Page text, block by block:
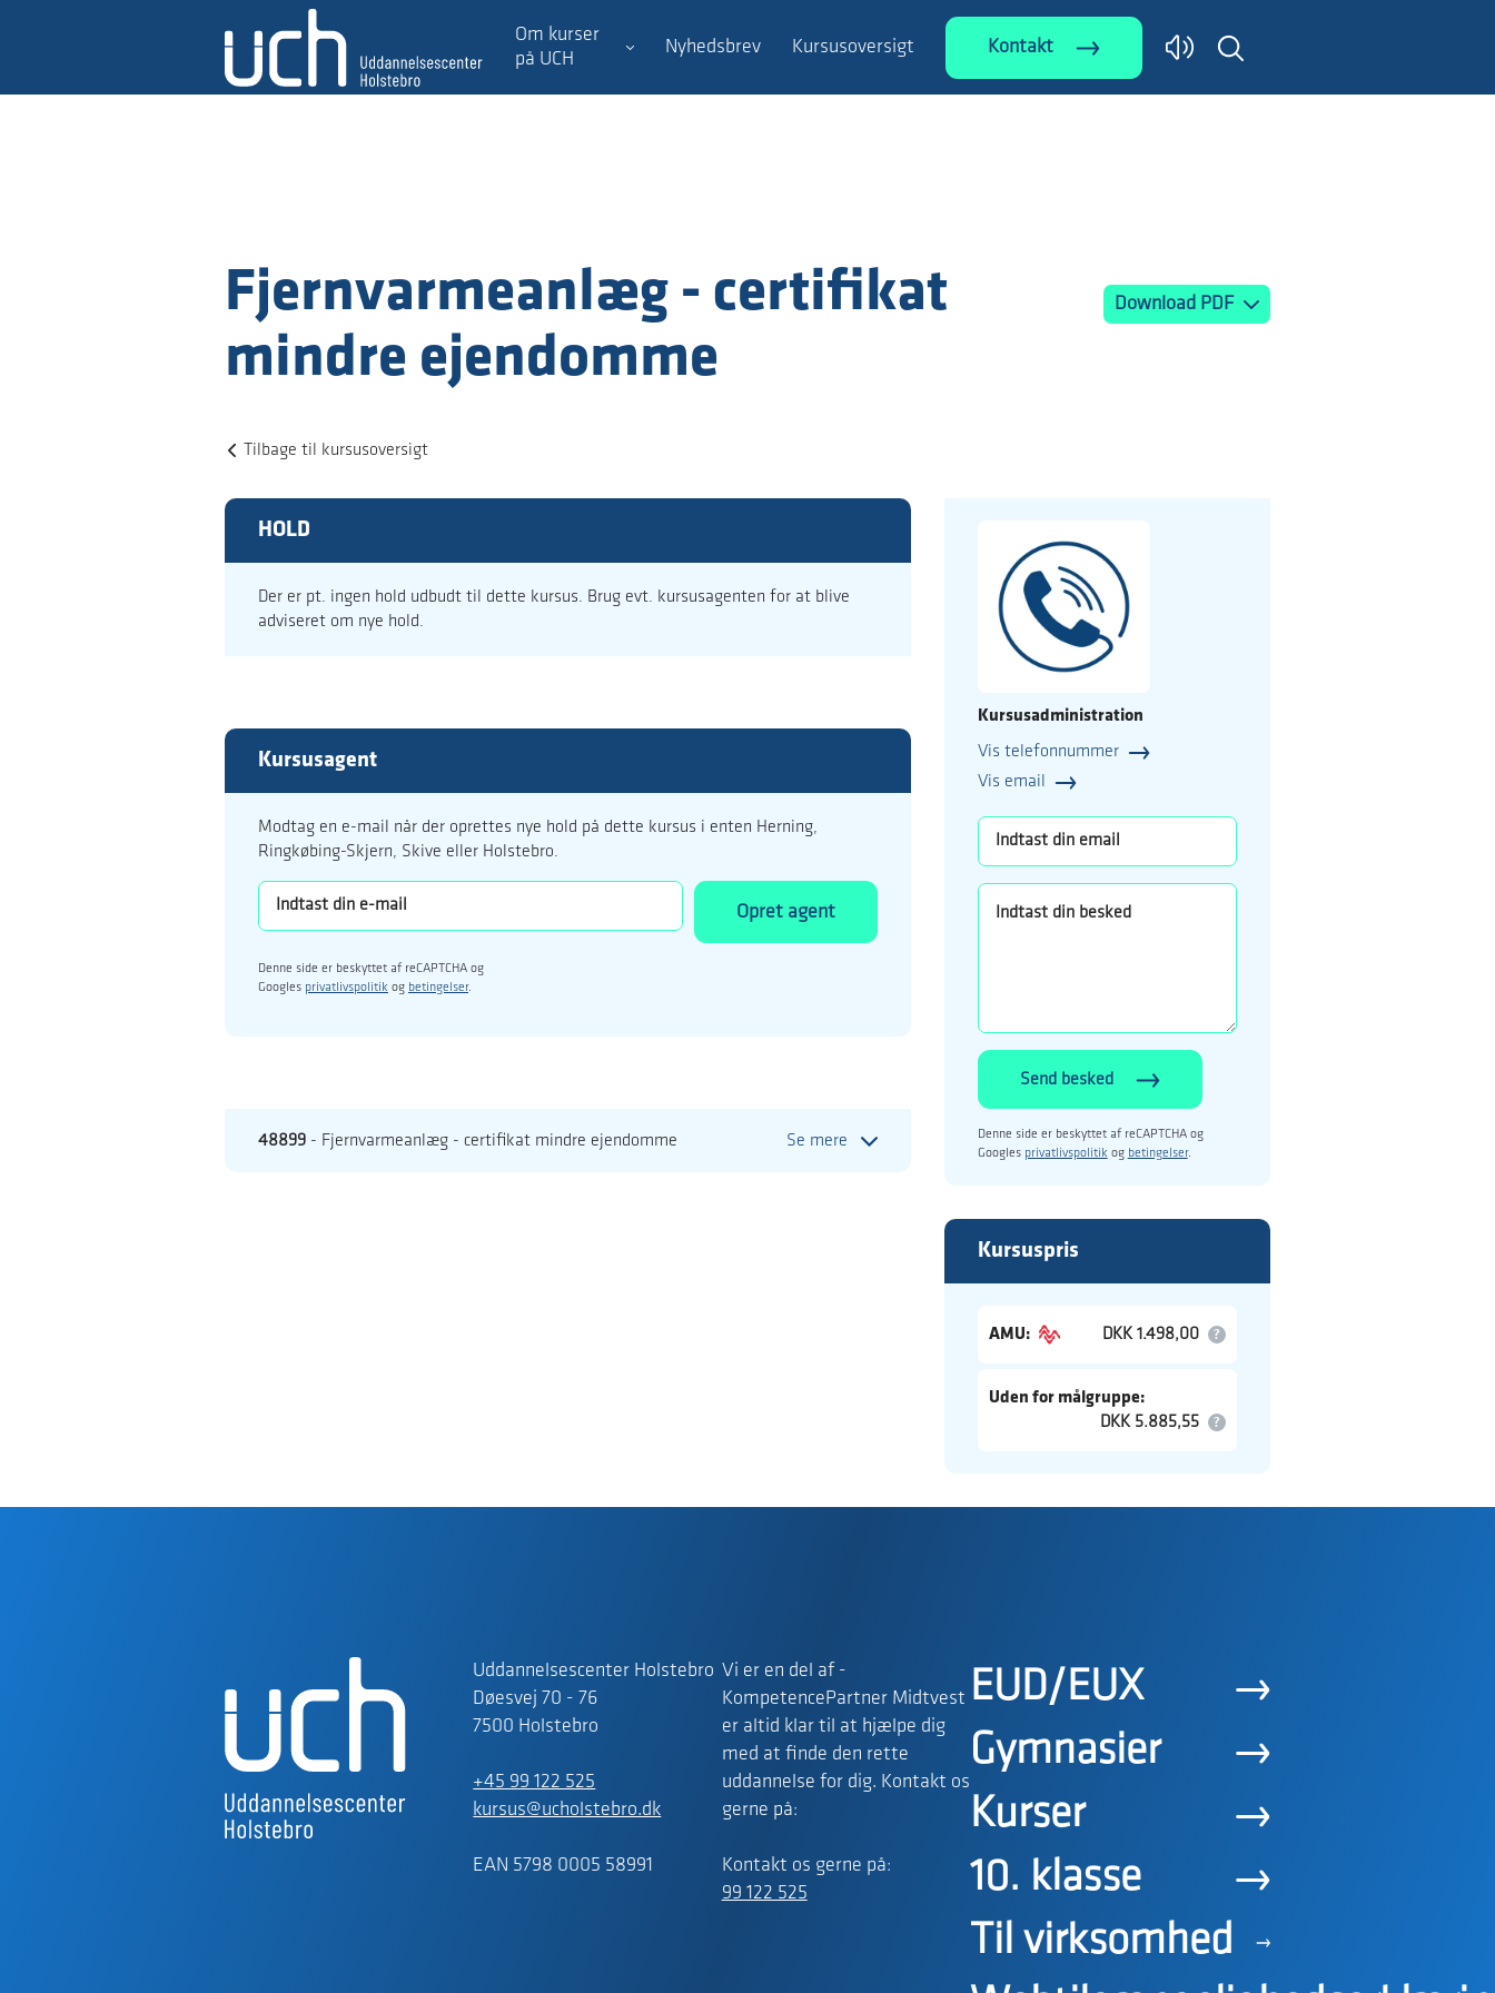
Om kurser
på UCH
Nyhedsbrev Kursusoversigt Kontakt
Fjernvarmeanlæg - certifikat
mindre ejendomme
Download PDF
Tilbage til kursusoversigt
HOLD
Der er pt. ingen hold udbudt til dette kursus. Brug evt. kursusagenten for at blive
adviseret om nye hold.
Kursusagent
Modtag en e-mail når der oprettes nye hold på dette kursus i enten Herning,
Ringkøbing-Skjern, Skive eller Holstebro.
Opret agent
Denne side er beskyttet af reCAPTCHA og
Googles privatlivspolitik og betingelser.
48899 - Fjernvarmeanlæg - certifikat mindre ejendomme Se mere
Kursusadministration
Vis telefonnummer
Vis email
Send besked
Denne side er beskyttet af reCAPTCHA og
Googles privatlivspolitik og betingelser.
Kursuspris
AMU: DKK 1.498,00
Uden for målgruppe:
DKK 5.885,55
Uddannelsescenter Holstebro
Døesvej 70 - 76
7500 Holstebro
+45 99 122 525
kursus@ucholstebro.dk
EAN 5798 0005 58991
Vi er en del af -
KompetencePartner Midtvest
er altid klar til at hjælpe dig
med at finde den rette
uddannelse for dig. Kontakt os
gerne på:
Kontakt os gerne på:
99 122 525
EUD/EUX
Gymnasier
Kurser
10. klasse
Til virksomhed